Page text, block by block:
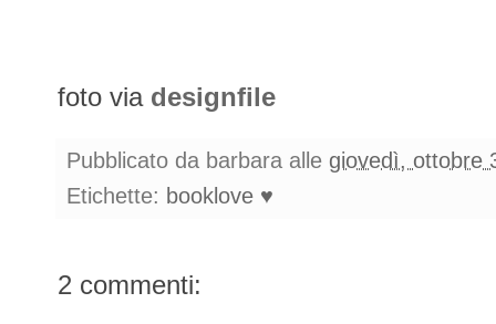
foto via designfile
Pubblicato da barbara alle giovedì, ottobre
Etichette: booklove ♥
2 commenti: